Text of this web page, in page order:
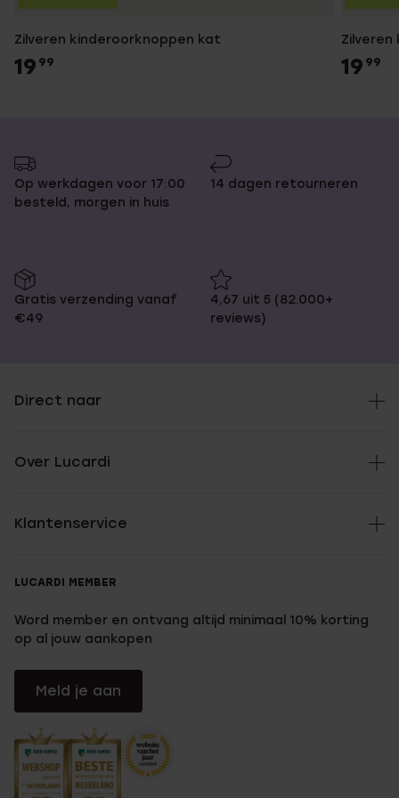
Zilveren kinderoorknoppen kat
19 99 19 99
Op werkdagen voor 17:00
besteld, morgen in huis
14 dagen retourneren
Gratis verzending vanaf
€49
4,67 uit 5 (82.000+
reviews)
Direct naar
Over Lucardi
Klantenservice
LUCARDI MEMBER
Word member en ontvang altijd minimaal 10% korting
op al jouw aankopen
Meld je aan